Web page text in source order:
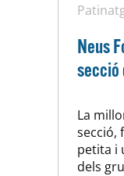
Neus
secció
La
secció,
petita i
dels